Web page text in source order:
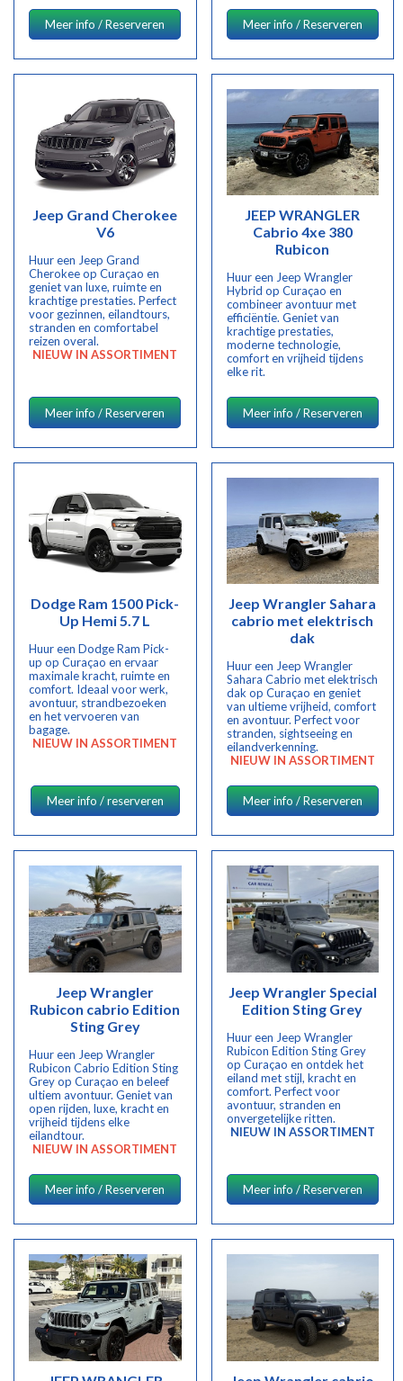
Meer info / Reserveren Meer info / Reserveren
Jeep Grand Cherokee
V6
Huur een Jeep Grand
Cherokee op Curaçao en
geniet van luxe, ruimte en
krachtige prestaties. Perfect
voor gezinnen, eilandtours,
stranden en comfortabel
reizen overal.
NIEUW IN ASSORTIMENT
Meer info / Reserveren
JEEP WRANGLER
Cabrio 4xe 380
Rubicon
Huur een Jeep Wrangler
Hybrid op Curaçao en
combineer avontuur met
efficiëntie. Geniet van
krachtige prestaties,
moderne technologie,
comfort en vrijheid tijdens
elke rit.
Meer info / Reserveren
Dodge Ram 1500 Pick-
Up Hemi 5.7 L
Huur een Dodge Ram Pick-
up op Curaçao en ervaar
maximale kracht, ruimte en
comfort. Ideaal voor werk,
avontuur, strandbezoeken
en het vervoeren van
bagage.
NIEUW IN ASSORTIMENT
Meer info / reserveren
Jeep Wrangler Sahara
cabrio met elektrisch
dak
Huur een Jeep Wrangler
Sahara Cabrio met elektrisch
dak op Curaçao en geniet
van ultieme vrijheid, comfort
en avontuur. Perfect voor
stranden, sightseeing en
eilandverkenning.
NIEUW IN ASSORTIMENT
Meer info / Reserveren
Jeep Wrangler
Rubicon cabrio Edition
Sting Grey
Huur een Jeep Wrangler
Rubicon Cabrio Edition Sting
Grey op Curaçao en beleef
ultiem avontuur. Geniet van
open rijden, luxe, kracht en
vrijheid tijdens elke
eilandtour.
NIEUW IN ASSORTIMENT
Meer info / Reserveren
Jeep Wrangler Special
Edition Sting Grey
Huur een Jeep Wrangler
Rubicon Edition Sting Grey
op Curaçao en ontdek het
eiland met stijl, kracht en
comfort. Perfect voor
avontuur, stranden en
onvergetelijke ritten.
NIEUW IN ASSORTIMENT
Meer info / Reserveren